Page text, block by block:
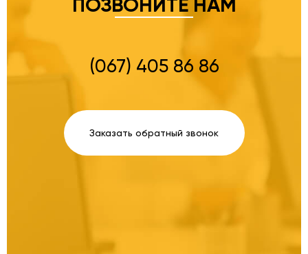
ПОЗВОНИТЕ НАМ
(067) 405 86 86
Заказать обратный звонок